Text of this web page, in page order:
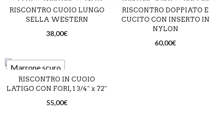
Argento satinato
RISCONTRO CUOIO LUNGO
SELLA WESTERN
38,00€
RISCONTRO DOPPIATO E
CUCITO CON INSERTO IN
NYLON
60,00€
Marrone scuro
Rossiccio
RISCONTRO IN CUOIO
LATIGO CON FORI, 1 3/4″ x 72″
55,00€